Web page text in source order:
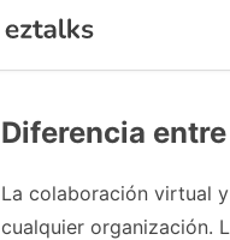
Diferencia
La colaboración virtual
cualquier organización.